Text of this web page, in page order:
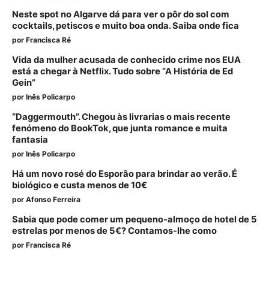
Neste spot no Algarve dá para ver o pôr do sol com
cocktails, petiscos e muito boa onda. Saiba onde fica
por Francisca Ré
Vida da mulher acusada de conhecido crime nos EUA
está a chegar à Netflix. Tudo sobre “A História de Ed
Gein”
por Inês Policarpo
“Daggermouth”. Chegou às livrarias o mais recente
fenómeno do BookTok, que junta romance e muita
fantasia
por Inês Policarpo
Há um novo rosé do Esporão para brindar ao verão. É
biológico e custa menos de 10€
por Afonso Ferreira
Sabia que pode comer um pequeno-almoço de hotel de 5
estrelas por menos de 5€? Contamos-lhe como
por Francisca Ré